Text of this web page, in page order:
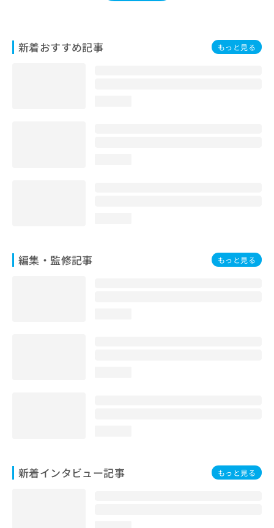
新着おすすめ記事 もっと見る
編集・監修記事 もっと見る
新着インタビュー記事 もっと見る
合